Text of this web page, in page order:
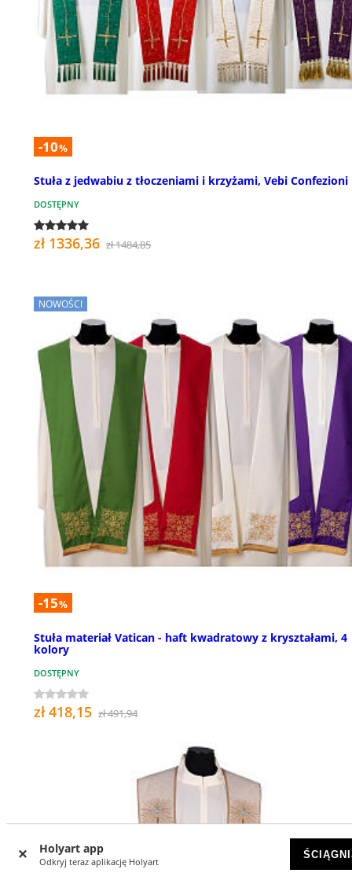
Holyart app
Odkryj teraz aplikację Holyart
-10%
Stuła z jedwabiu z tłoczeniami i krzyżami, Vebi Confezioni
DOSTĘPNY
zł 1336,36 zł 1484,85
NOWOŚCI
-15%
Stuła materiał Vatican - haft kwadratowy z kryształami, 4
kolory
DOSTĘPNY
zł 418,15 zł 491,94